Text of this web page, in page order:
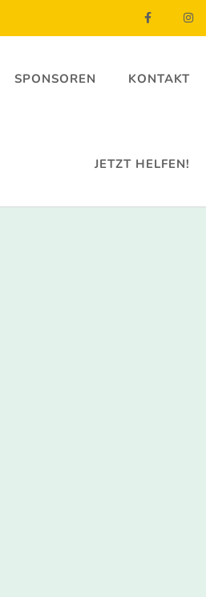
SPONSOREN KONTAKT
JETZT HELFEN!